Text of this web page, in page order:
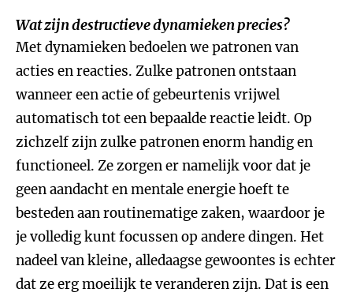
Wat zijn destructieve dynamieken precies?
Met dynamieken bedoelen we patronen van
acties en reacties. Zulke patronen ontstaan
wanneer een actie of gebeurtenis vrijwel
automatisch tot een bepaalde reactie leidt. Op
zichzelf zijn zulke patronen enorm handig en
functioneel. Ze zorgen er namelijk voor dat je
geen aandacht en mentale energie hoeft te
besteden aan routinematige zaken, waardoor je
je volledig kunt focussen op andere dingen. Het
nadeel van kleine, alledaagse gewoontes is echter
dat ze erg moeilijk te veranderen zijn. Dat is een